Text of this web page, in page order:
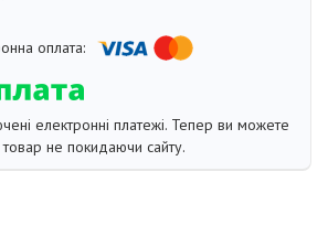
електронні платежі. Тепер ви можете
не покидаючи сайту.